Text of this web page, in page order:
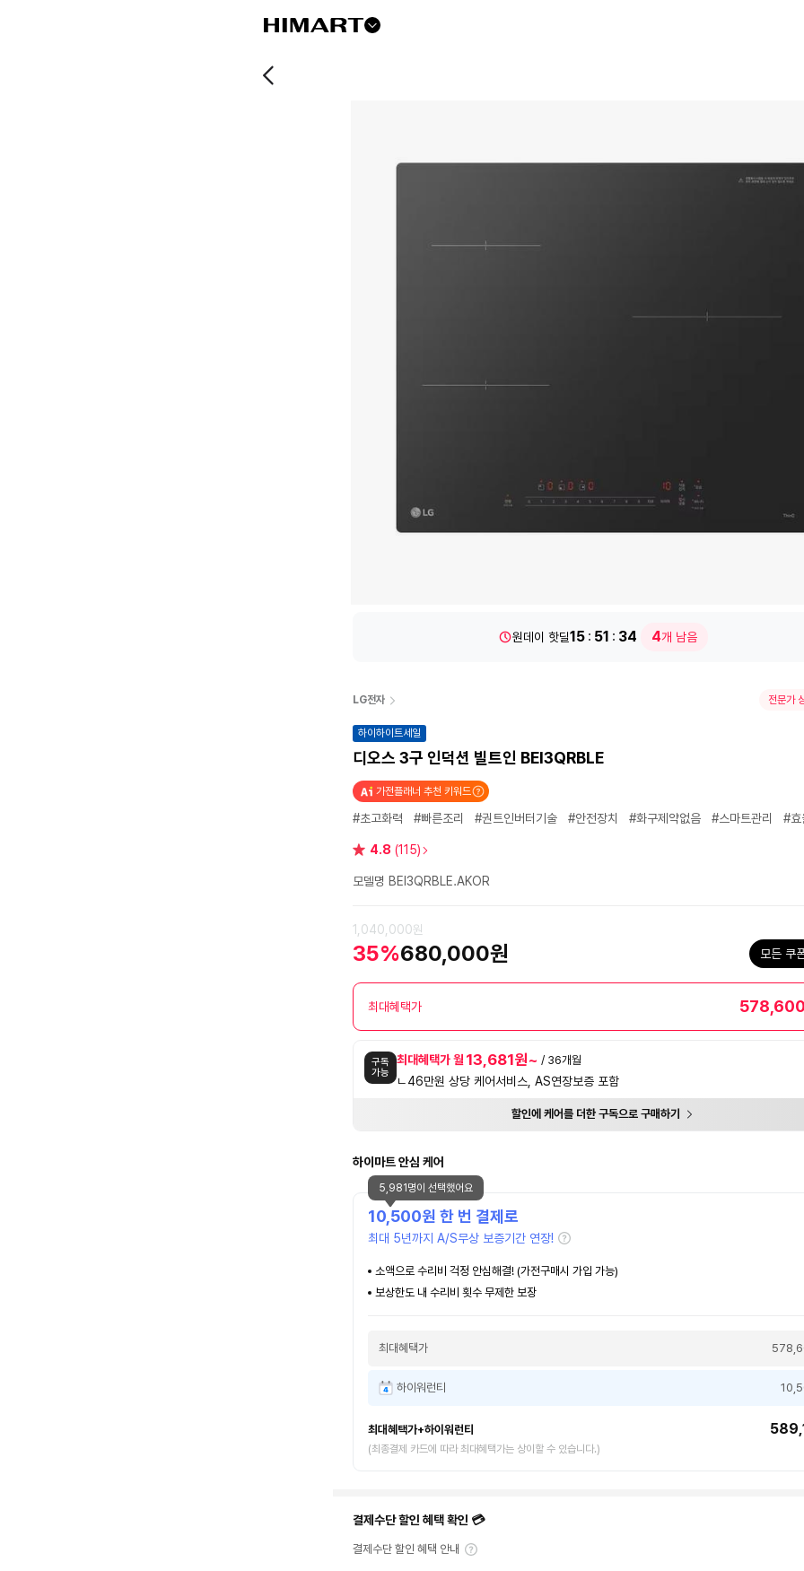
원데이 핫딜15 51 33 4개 남음
LG전자 전문가
하이하이트세일
디오스 3구 인덕션 빌트인 BEI3QRBLE
가전플래너 추천 키워드
#초고화력 #빠른조리 #권트인버터기술 #안전장치 #화구제약없음 #스마트관리 #효
별 4.8 (115)
모델명 BEI3QRBLE.AKOR
1,040,000원
35%680,000원 모든 쿠
최대혜택가
구독
가능
최대혜택가 월 13,681원~ / 36개월
ㄴ46만원 상당 케어서비스, AS연장보증 포함
할인에 케어를 더한 구독으로 구매하기
하이마트 안심 케어
10,500원 한 번 결제로
최대 5년까지 A/S무상 보증기간 연장!
소액으로 수리비 걱정 안심해결! (가전구매시 가입 가능)
보상한도 내 수리비 횟수 무제한 보장
최대혜택가
하이워런티
최대혜택가+하이워런티
(최종결제 카드에 따라 최대혜택가는 상이할 수 있습니다.)
5,981명이 선택했어요
결제수단 할인 혜택 확인 💳
결제수단 할인 혜택 안내